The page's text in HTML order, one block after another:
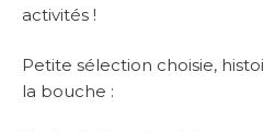
activités !
Petite sélection choisie,
la bouche :